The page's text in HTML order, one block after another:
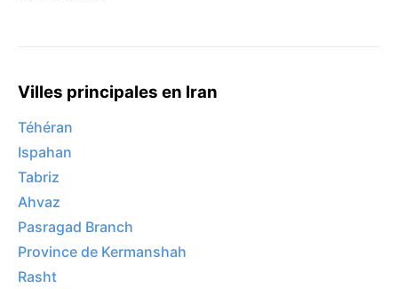
Villes principales en Iran
Téhéran
Ispahan
Tabriz
Ahvaz
Pasragad Branch
Province de Kermanshah
Rasht